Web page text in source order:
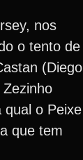
nos
o tento de
(Diego
qual o Peixe
que tem